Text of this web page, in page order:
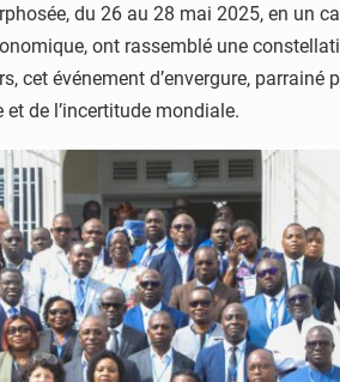
du 26 au 28 mai 2025, en un
ont rassemblé une
cet événement d’envergure,
de l’incertitude mondiale.